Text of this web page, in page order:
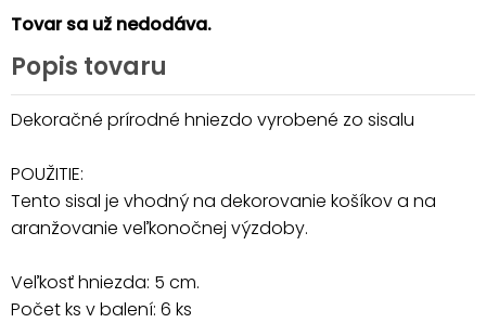
Tovar sa už nedodáva.
Popis tovaru
Dekoračné prírodné hniezdo vyrobené zo sisalu
POUŽITIE:
Tento sisal je vhodný na dekorovanie košíkov a na
aranžovanie veľkonočnej výzdoby.
Veľkosť hniezda: 5 cm.
Počet ks v balení: 6 ks